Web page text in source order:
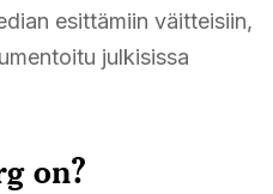
esittämiin väitteisiin,
julkisissa
on?